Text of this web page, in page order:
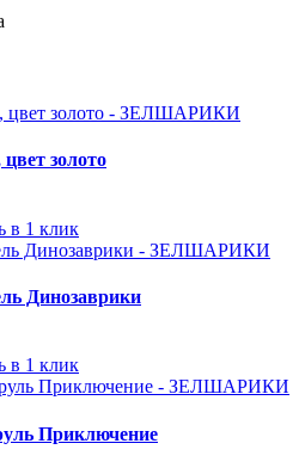
золото
в 1 клик
Динозаврики
в 1 клик
Приключение